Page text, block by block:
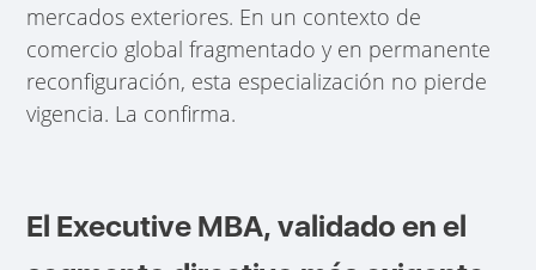
mercados exteriores. En un contexto de
comercio global fragmentado y en permanente
reconfiguración, esta especialización no pierde
vigencia. La confirma.
El Executive MBA, validado en el